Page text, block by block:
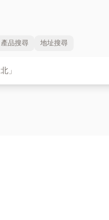
產品搜尋 地址搜尋